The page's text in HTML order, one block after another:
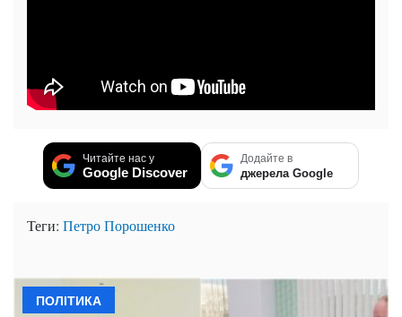
Читайте нас у
Google Discover
Додайте в
джерела Google
Теги: Петро Порошенко
ПОЛІТИКА